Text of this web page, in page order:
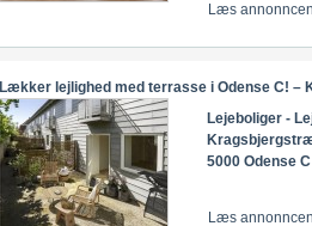
Læs annonncen
Lækker lejlighed med terrasse i Odense C! –
Lejeboliger -
5000 Odense C
Læs annonncen